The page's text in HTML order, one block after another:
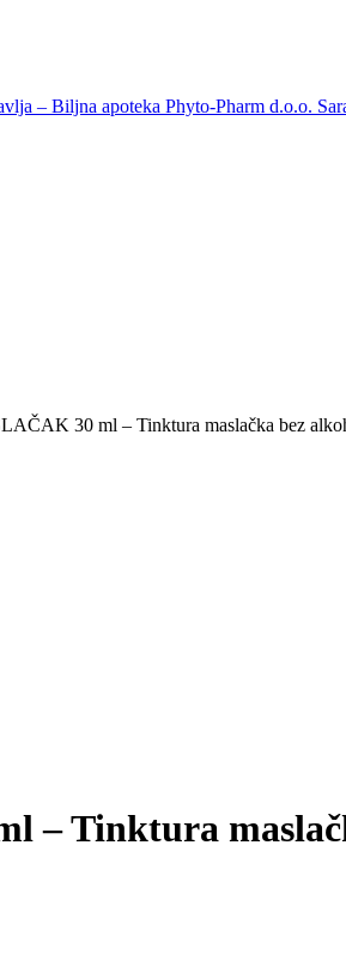
30 ml – Tinktura maslačka bez
– Tinktura